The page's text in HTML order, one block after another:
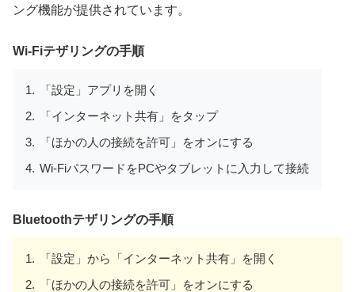
ング機能が提供されています。
Wi-Fiテザリングの手順
「設定」アプリを開く
「インターネット共有」をタップ
「ほかの人の接続を許可」をオンにする
Wi-FiパスワードをPCやタブレットに入力して接続
Bluetoothテザリングの手順
「設定」から「インターネット共有」を開く
「ほかの人の接続を許可」をオンにする